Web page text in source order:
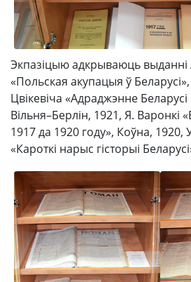
Экпазіцыю адкрываюць выданні
«Польская акупацыя ў
Цвікевіча «Адраджэнне
Вільня–Берлін, 1921, Я. Варонкі
1917 да 1920 году», Коўна, 1920,
«Кароткі нарыс гісторыі